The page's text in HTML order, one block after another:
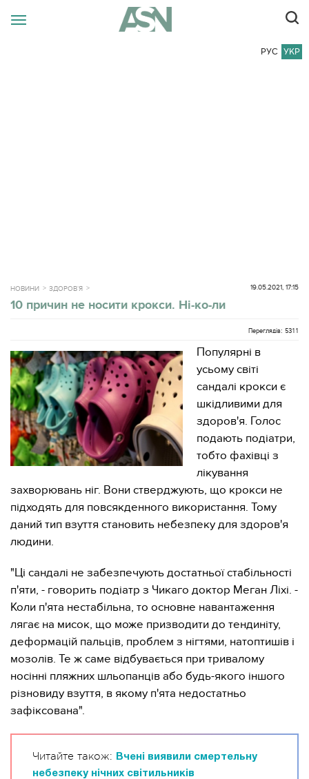
РУС УКР
НОВИНИ ЗДОРОВ`Я 19.05.2021, 17:15
10 причин не носити крокси. Ні-ко-ли
Переглядів: 5311
Популярні в
усьому світі
сандалі крокси є
шкідливими для
здоров'я. Голос
подають подіатри,
тобто фахівці з
лікування
захворювань ніг. Вони стверджують, що крокси не
підходять для повсякденного використання. Тому
даний тип взуття становить небезпеку для здоров'я
людини.
"Ці сандалі не забезпечують достатньої стабільності
п'яти, - говорить подіатр з Чикаго доктор Меган Ліхі. -
Коли п'ята нестабільна, то основне навантаження
лягає на мисок, що може призводити до тендиніту,
деформацій пальців, проблем з нігтями, натоптишів і
мозолів. Те ж саме відбувається при тривалому
носінні пляжних шльопанців або будь-якого іншого
різновиду взуття, в якому п'ята недостатньо
зафіксована".
Читайте також:
Вчені виявили смертельну
небезпеку нічних світильників